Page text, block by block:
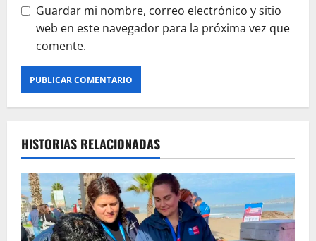
Guardar mi nombre, correo electrónico y sitio
web en este navegador para la próxima vez que
comente.
HISTORIAS RELACIONADAS